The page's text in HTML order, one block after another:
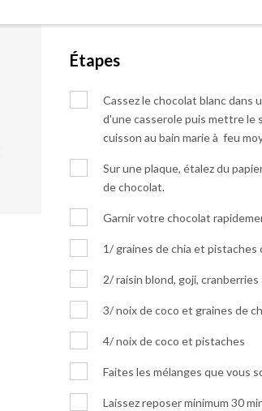
Étapes
Cassez le chocolat blanc dans
d'une casserole puis mettre le
cuisson au bain marie à feu
Sur une plaque, étalez du
de chocolat.
Garnir votre chocolat
1/ graines de chia et pistaches
2/ raisin blond, goji, cranberries
3/ noix de coco et graines de
4/ noix de coco et pistaches
Faites les mélanges que vous
Laissez reposer minimum 30